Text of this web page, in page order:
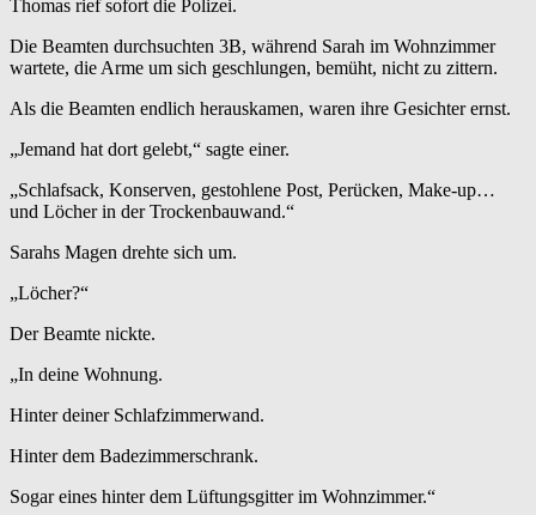
Thomas rief sofort die Polizei.
Die Beamten durchsuchten 3B, während Sarah im Wohnzimmer
wartete, die Arme um sich geschlungen, bemüht, nicht zu zittern.
Als die Beamten endlich herauskamen, waren ihre Gesichter ernst.
„Jemand hat dort gelebt,“ sagte einer.
„Schlafsack, Konserven, gestohlene Post, Perücken, Make-up…
und Löcher in der Trockenbauwand.“
Sarahs Magen drehte sich um.
„Löcher?“
Der Beamte nickte.
„In deine Wohnung.
Hinter deiner Schlafzimmerwand.
Hinter dem Badezimmerschrank.
Sogar eines hinter dem Lüftungsgitter im Wohnzimmer.“